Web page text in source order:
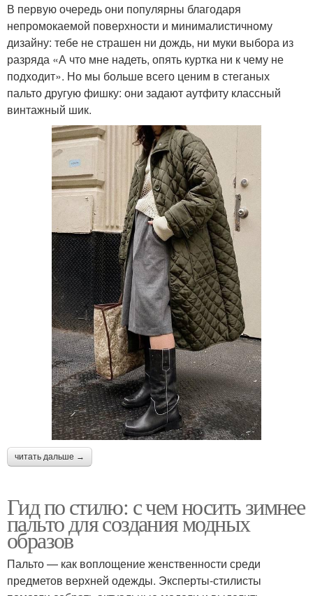
В первую очередь они популярны благодаря
непромокаемой поверхности и минималистичному
дизайну: тебе не страшен ни дождь, ни муки выбора из
разряда «А что мне надеть, опять куртка ни к чему не
подходит». Но мы больше всего ценим в стеганых
пальто другую фишку: они задают аутфиту классный
винтажный шик.
читать дальше →
Гид по стилю: с чем носить зимнее
пальто для создания модных
образов
Пальто — как воплощение женственности среди
предметов верхней одежды. Эксперты-стилисты